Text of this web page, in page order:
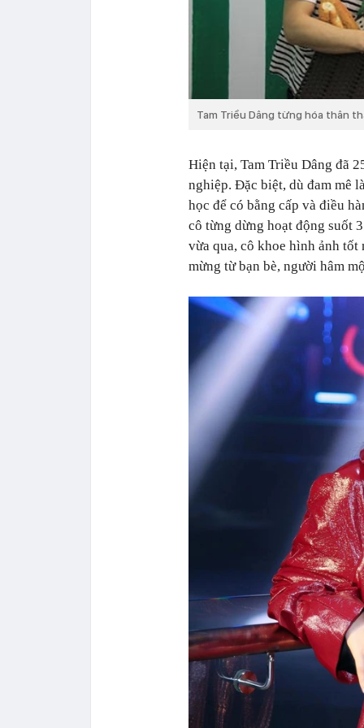
Tam Triều Dâng từng hóa thân
Hiện tại, Tam Triều Dâng đã
nghiệp. Đặc biệt, dù đam mê
học để có bằng cấp và điều
cô từng dừng hoạt động suốt
vừa qua, cô khoe hình ảnh
mừng từ bạn bè, người hâm